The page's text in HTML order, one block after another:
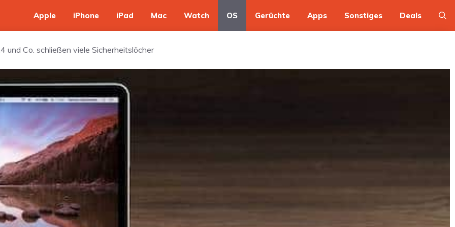
Apple iPhone iPad Mac Watch OS Gerüchte Apps Sonstiges Deals
und Co. schließen viele Sicherheitslöcher